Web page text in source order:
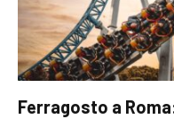
Ferragosto a